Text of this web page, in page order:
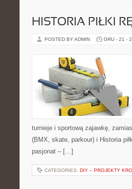
HISTORIA PIŁKI
POSTED BY ADMIN GRU - 21 -
turnieje i sportową zajawkę,
(BMX, skate, parkour) i Historia
pasjonat – […]
CATEGORIES: DIY – PROJEKTY